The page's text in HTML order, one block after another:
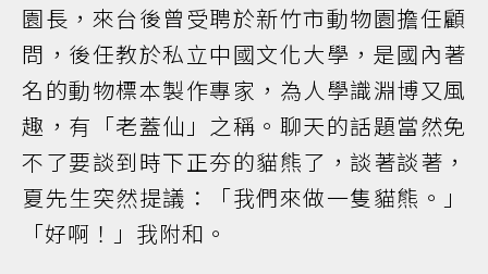
園長，來台後曾受聘於新竹市動物園擔任顧
問，後任教於私立中國文化大學，是國內著
名的動物標本製作專家，為人學識淵博又風
趣，有「老蓋仙」之稱。聊天的話題當然免
不了要談到時下正夯的貓熊了，談著談著，
夏先生突然提議：「我們來做一隻貓熊。」
「好啊！」我附和。